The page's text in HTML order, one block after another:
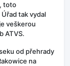
toto
tak vydal
veškerou
ATVS.
od přehrady
na